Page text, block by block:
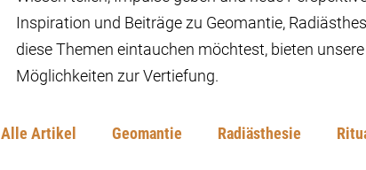
Inspiration und Beiträge zu Geomantie,
diese Themen eintauchen möchtest, bieten unsere
Möglichkeiten zur Vertiefung.
Alle Artikel Geomantie Radiästhesie